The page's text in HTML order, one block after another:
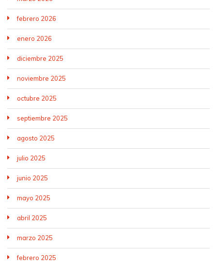
febrero 2026
enero 2026
diciembre 2025
noviembre 2025
octubre 2025
septiembre 2025
agosto 2025
julio 2025
junio 2025
mayo 2025
abril 2025
marzo 2025
febrero 2025